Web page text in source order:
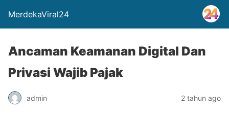
MerdekaViral24
Ancaman Keamanan Digital Dan
Privasi Wajib Pajak
admin 2 tahun ago